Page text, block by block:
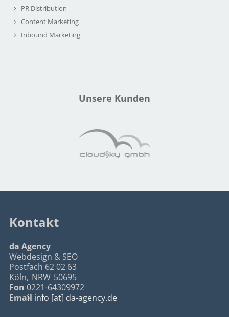
PR Distribution
Content Marketing
Inbound Marketing
Unsere Kunden
Kontakt
da Agency
Webdesign & SEO
Postfach 62 02 63
Köln, NRW 50695
Fon 0221-64309972
Email info [at] da-agency.de